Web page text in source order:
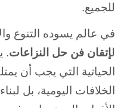
للجميع.
في عالم يسوده التنوع
لإتقان فن حل النزاعات.
الحياتية التي يجب أن
الخلافات اليومية، بل